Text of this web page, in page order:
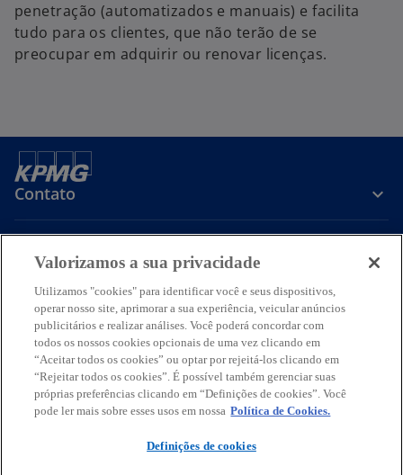
penetração (automatizados e manuais) e facilita
tudo para os clientes, que não terão de se
preocupar em adquirir ou renovar licenças.
Contato
Sobre a KPMG
Serviços
a
b
r
e
m
a
b
r
e
m
a
b
r
e
m
a
b
r
e
a
b
r
e
Termos de usoPrivacidadeAcessibilidadeAjudaGlossário
brasileira, de responsabilidade limitada e firma-membro da
Valorizamos a sua privacidade
Utilizamos "cookies" para identificar você e seus dispositivos,
operar nosso site, aprimorar a sua experiência, veicular anúncios
publicitários e realizar análises. Você poderá concordar com
todos os nossos cookies opcionais de uma vez clicando em
“Aceitar todos os cookies” ou optar por rejeitá-los clicando em
“Rejeitar todos os cookies”. É possível também gerenciar suas
próprias preferências clicando em “Definições de cookies”. Você
pode ler mais sobre esses usos em nossa Política de Cookies.
Definições de cookies